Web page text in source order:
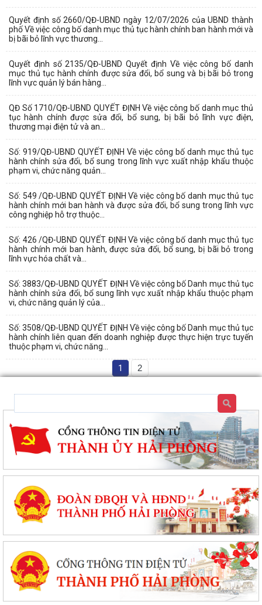
Quyết định số 2660/QĐ-UBND ngày 12/07/2026 của UBND thành
phố Về việc công bố danh mục thủ tục hành chính ban hành mới và
bị bãi bỏ lĩnh vực thương...
Quyết định số 2135/QĐ-UBND Quyết định Về việc công bố danh
mục thủ tục hành chính được sửa đổi, bổ sung và bị bãi bỏ trong
lĩnh vực quản lý bán hàng...
QĐ Số 1710/QĐ-UBND QUYẾT ĐỊNH Về việc công bố danh mục thủ
tục hành chính được sửa đổi, bổ sung, bị bãi bỏ lĩnh vực điện,
thương mại điện tử và an...
Số: 919/QĐ-UBND QUYẾT ĐỊNH Về việc công bố danh mục thủ tục
hành chính sửa đổi, bổ sung trong lĩnh vực xuất nhập khẩu thuộc
phạm vi, chức năng quản...
Số: 549 /QĐ-UBND QUYẾT ĐỊNH Về việc công bố danh mục thủ tục
hành chính mới ban hành và được sửa đổi, bổ sung trong lĩnh vực
công nghiệp hỗ trợ thuộc...
Số: 426 /QĐ-UBND QUYẾT ĐỊNH Về việc công bố danh mục thủ tục
hành chính mới ban hành, được sửa đổi, bổ sung, bị bãi bỏ trong
lĩnh vực hóa chất và...
Số: 3883/QĐ-UBND QUYẾT ĐỊNH Về việc công bố Danh mục thủ tục
hành chính sửa đổi, bổ sung lĩnh vực xuất nhập khẩu thuộc phạm
vi, chức năng quản lý của...
Số: 3508/QĐ-UBND QUYẾT ĐỊNH Về việc công bố Danh mục thủ tục
hành chính liên quan đến doanh nghiệp được thực hiện trực tuyến
thuộc phạm vi, chức năng...
1 2